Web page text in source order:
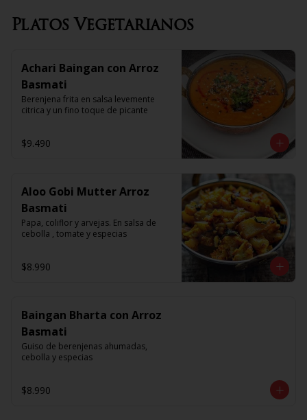
Platos Vegetarianos
Achari Baingan con Arroz
Basmati
Berenjena frita en salsa levemente
citrica y un fino toque de picante
$9.490
Aloo Gobi Mutter Arroz
Basmati
Papa, coliflor y arvejas. En salsa de
cebolla , tomate y especias
$8.990
Baingan Bharta con Arroz
Basmati
Guiso de berenjenas ahumadas,
cebolla y especias
$8.990